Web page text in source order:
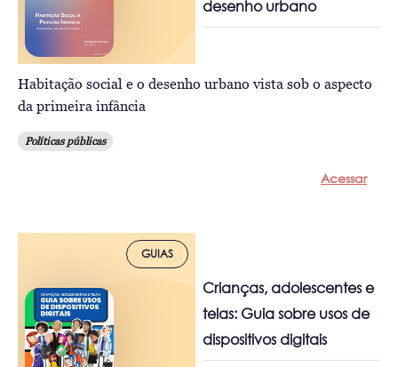
desenho urbano
Habitação social e o desenho urbano vista sob o aspecto
da primeira infância
Políticas públicas
Acessar
GUIAS
Crianças, adolescentes e
telas: Guia sobre usos de
dispositivos digitais